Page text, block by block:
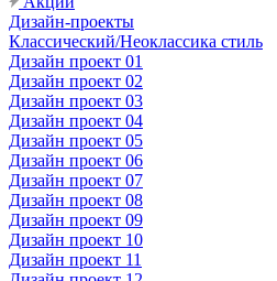
Дизайн-проекты
Классический/Неоклассика стиль
Дизайн проект 01
Дизайн проект 02
Дизайн проект 03
Дизайн проект 04
Дизайн проект 05
Дизайн проект 06
Дизайн проект 07
Дизайн проект 08
Дизайн проект 09
Дизайн проект 10
Дизайн проект 11